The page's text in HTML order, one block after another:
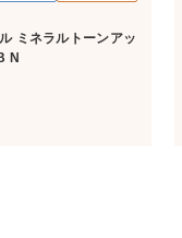
ミネラルトーンアッ
N